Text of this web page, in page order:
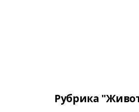
Рубрика